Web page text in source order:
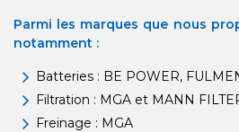
Parmi les marques que nous
notamment :
Batteries : BE POWER,
Filtration : MGA et MANN
Freinage : MGA